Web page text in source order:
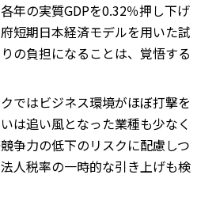
年の実質GDPを0.32％押し下げ
短期日本経済モデルを用いた試
の負担になることは、覚悟する
ではビジネス環境がほぼ打撃を
は追い風となった業種も少なく
争力の低下のリスクに配慮しつ
人税率の一時的な引き上げも検